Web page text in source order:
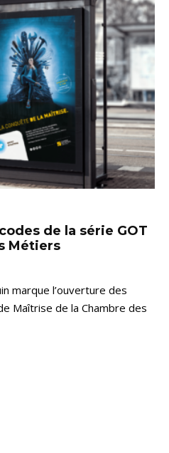
de la série GOT
Métiers
marque l’ouverture des
Maîtrise de la Chambre des